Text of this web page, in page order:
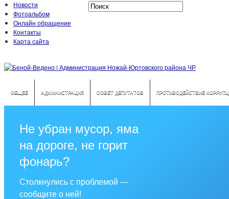
Новости
Фотоальбом
Онлайн обращение
Контакты
Карта сайта
ОБЩЕЕ АДМИНИСТРАЦИЯ СОВЕТ ДЕПУТАТОВ ПРОТИВОДЕЙСТВИЕ
Не убран мусор, яма
на дороге, не горит
фонарь?
Столкнулись с проблемой —
сообщите о ней!